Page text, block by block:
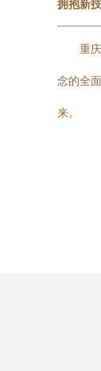
拥抱新
重
念的全
来。